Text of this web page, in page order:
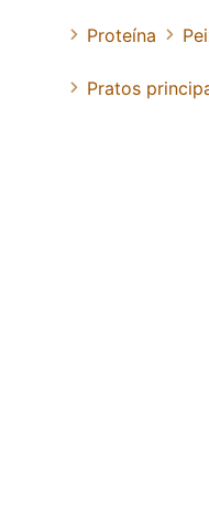
Proteína
Pratos